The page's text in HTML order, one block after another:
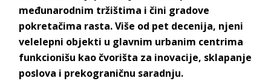
međunarodnim tržištima i čini gradove
pokretačima rasta. Više od pet decenija, njeni
velelepni objekti u glavnim urbanim centrima
funkcionišu kao čvorišta za inovacije, sklapanje
poslova i prekograničnu saradnju.